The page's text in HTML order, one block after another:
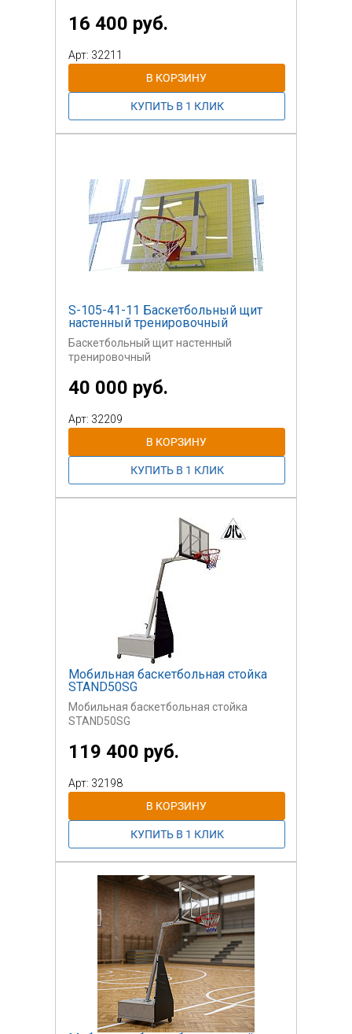
16 400 руб.
Арт: 32211
S-105-41-11 Баскетбольный щит
настенный тренировочный
Баскетбольный щит настенный
тренировочный
40 000 руб.
Арт: 32209
Мобильная баскетбольная стойка
STAND50SG
Мобильная баскетбольная стойка
STAND50SG
119 400 руб.
Арт: 32198